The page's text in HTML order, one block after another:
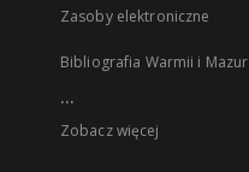
Zasoby elektroniczne
Bibliografia Warmii i Mazur
...
Zobacz więcej